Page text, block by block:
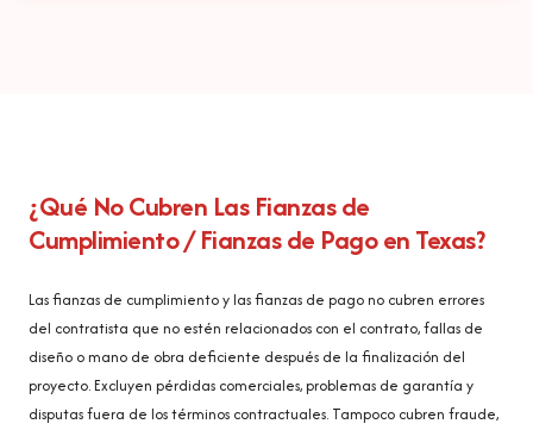
¿Qué No Cubren Las Fianzas de
Cumplimiento / Fianzas de Pago en Texas?
Las fianzas de cumplimiento y las fianzas de pago no cubren errores
del contratista que no estén relacionados con el contrato, fallas de
diseño o mano de obra deficiente después de la finalización del
proyecto. Excluyen pérdidas comerciales, problemas de garantía y
disputas fuera de los términos contractuales. Tampoco cubren fraude,